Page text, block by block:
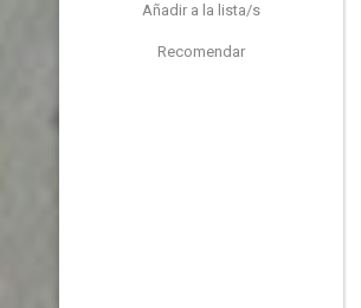
Añadir a la lista/s
Recomendar